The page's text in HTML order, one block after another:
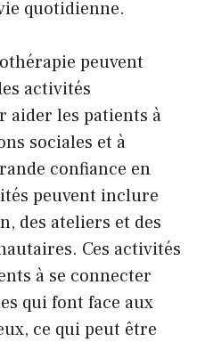
quotidienne.
peuvent
activités
aider les patients à
sociales et à
confiance en
peuvent inclure
des ateliers et des
Ces activités
à se connecter
qui font face aux
ce qui peut être